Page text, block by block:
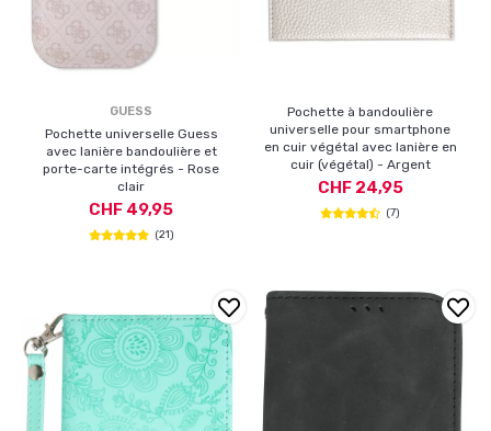
GUESS
Pochette universelle Guess
avec lanière bandoulière et
porte-carte intégrés - Rose
clair
CHF 49,95
(21)
Pochette à bandoulière
universelle pour smartphone
en cuir végétal avec lanière en
cuir (végétal) - Argent
CHF 24,95
(7)